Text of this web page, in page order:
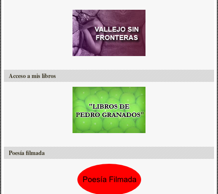
Acceso a mis libros
Poesía filmada